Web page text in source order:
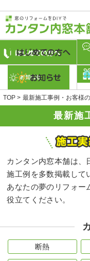
最新施
TOP 最新施工事例・お客様
カンタン内窓本舗は、
施工例を多数掲載して
あなたの夢のリフォー
役立てください。
断熱